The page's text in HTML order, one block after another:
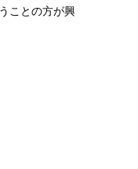
ことの方が興